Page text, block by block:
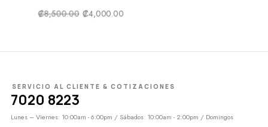
SERVICIO AL CLIENTE & COTIZACIONES
7020 8223
Lunes – Viernes: 10:00am - 6:00pm / Sábados: 10:00am - 2:00pm / Domingos